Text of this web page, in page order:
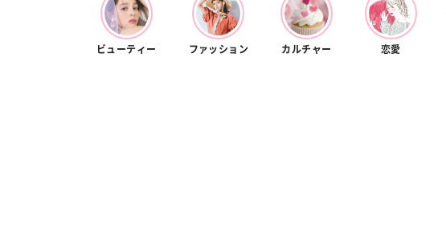
ビューティー ファッション カルチャー 恋愛